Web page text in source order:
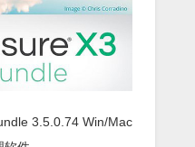
3.5.0.74 Win/Mac